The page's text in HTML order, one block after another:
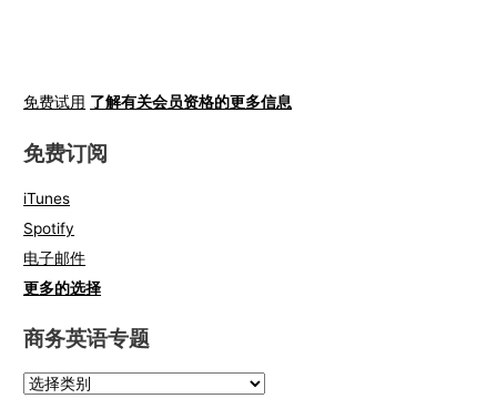
免费试用 了解有关会员资格的更多信息
免费订阅
iTunes
Spotify
电子邮件
更多的选择
商务英语专题